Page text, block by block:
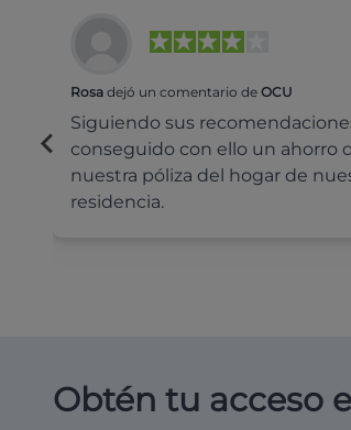
Rosa dejó un comentario de OCU
Siguiendo sus
conseguido con ello un ahorro
nuestra póliza del hogar de
residencia.
Obtén tu acceso